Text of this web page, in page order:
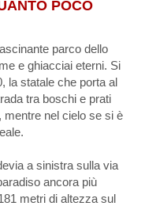
POCO
parco dello
e ghiacciai eterni. Si
la statale che porta al
tra boschi e prati
nel cielo se si è
a sinistra sulla via
ancora più
metri di altezza sul